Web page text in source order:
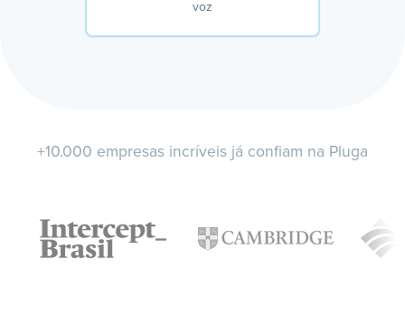
voz
+10.000 empresas incríveis já confiam na Pluga